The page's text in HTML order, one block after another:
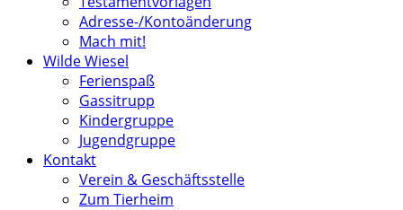
Adresse-/Kontoänderung
Mach mit!
Wilde Wiesel
Ferienspaß
Gassitrupp
Kindergruppe
Jugendgruppe
Kontakt
Verein & Geschäftsstelle
Zum Tierheim